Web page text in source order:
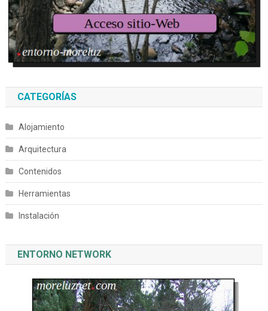
CATEGORÍAS
Alojamiento
Arquitectura
Contenidos
Herramientas
Instalación
ENTORNO NETWORK